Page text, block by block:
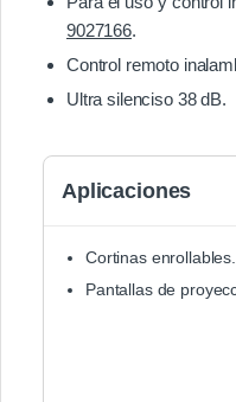
9027166.
Control remoto
Ultra silenciso 38 dB.
Aplicaciones
Cortinas enrollables.
Pantallas de